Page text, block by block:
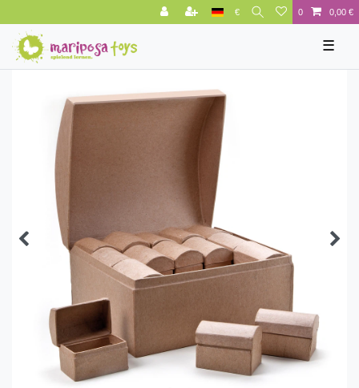
€ 0 0,00 €
☰